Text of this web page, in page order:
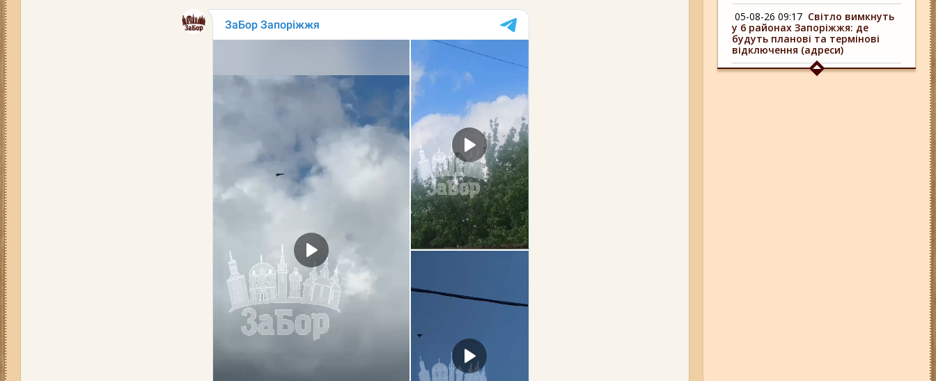
05-08-26 09:17 Світло вимкнуть
у 6 районах Запоріжжя: де
будуть планові та термінові
відключення (адреси)
04-08-26 09:16 У 6 районах